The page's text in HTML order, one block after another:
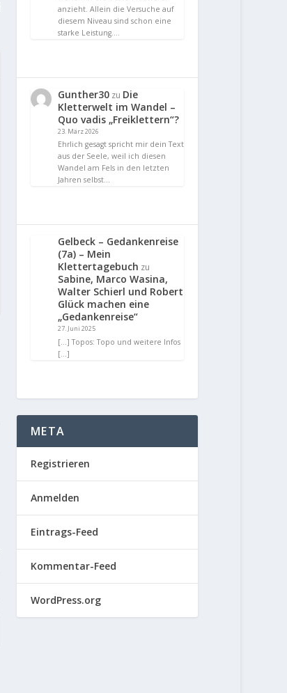
anzieht. Allein die Versuche auf
diesem Niveau sind schon eine
starke Leistung.…
Gunther30 zu Die
Kletterwelt im Wandel –
Quo vadis „Freiklettern“?
23. März 2026
Ehrlich gesagt spricht mir dein Text
aus der Seele, weil ich diesen
Wandel am Fels in den letzten
Jahren selbst…
Gelbeck – Gedankenreise
(7a) – Mein
Klettertagebuch zu
Sabine, Marco Wasina,
Walter Schierl und Robert
Glück machen eine
„Gedankenreise“
27. Juni 2025
[…] Topos: Topo und weitere Infos
[…]
META
Registrieren
Anmelden
Eintrags-Feed
Kommentar-Feed
WordPress.org